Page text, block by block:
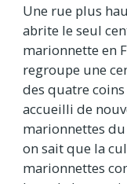
Une rue plus
abrite le seul
marionnette en
regroupe une
des quatre coins
accueilli de
marionnettes
on sait que la
marionnettes